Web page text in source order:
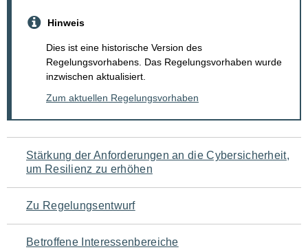
Hinweis
Dies ist eine historische Version des
Regelungsvorhabens. Das Regelungsvorhaben wurde
inzwischen aktualisiert.
Zum aktuellen Regelungsvorhaben
Navigation
für
den
Seiteninhalt
Stärkung der Anforderungen an die Cybersicherheit,
um Resilienz zu erhöhen
Zu Regelungsentwurf
Betroffene Interessenbereiche